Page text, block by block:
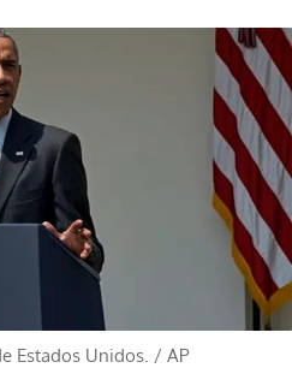
Estados Unidos. / AP